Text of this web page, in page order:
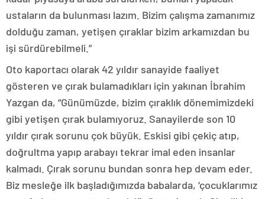
ustaların da bulunması lazım. Bizim çalışma zamanımız
dolduğu zaman, yetişen çıraklar bizim arkamızdan bu
işi sürdürebilmeli.”
Oto kaportacı olarak 42 yıldır sanayide faaliyet
gösteren ve çırak bulamadıkları için yakınan İbrahim
Yazgan da, “Günümüzde, bizim çıraklık dönemimizdeki
gibi yetişen çırak bulamıyoruz. Sanayilerde son 10
yıldır çırak sorunu çok büyük. Eskisi gibi çekiç atıp,
doğrultma yapıp arabayı tekrar imal eden insanlar
kalmadı. Çırak sorunu bundan sonra hep devam eder.
Biz mesleğe ilk başladığımızda babalarda, ‘çocuklarımız